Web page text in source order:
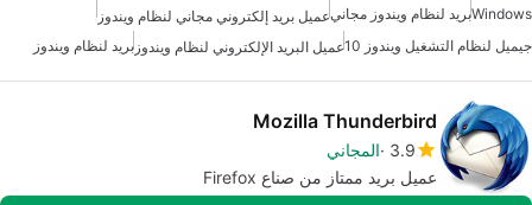
Windowsبريد لنظام ويندوز مجانيعميل بريد إلكتروني مجاني لنظام ويندوز
جيميل لنظام التشغيل ويندوز 10
عميل البريد الإلكتروني لنظام ويندوز بريد لنظام ويندوز
Mozilla Thunderbird
3.9 المجاني
عميل بريد ممتاز من صناع Firefox